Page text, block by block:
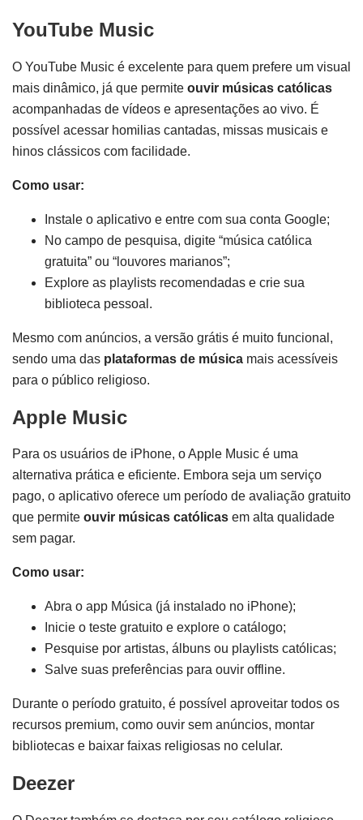
YouTube Music
O YouTube Music é excelente para quem prefere um visual
mais dinâmico, já que permite ouvir músicas católicas
acompanhadas de vídeos e apresentações ao vivo. É
possível acessar homilias cantadas, missas musicais e
hinos clássicos com facilidade.
Como usar:
Instale o aplicativo e entre com sua conta Google;
No campo de pesquisa, digite “música católica
gratuita” ou “louvores marianos”;
Explore as playlists recomendadas e crie sua
biblioteca pessoal.
Mesmo com anúncios, a versão grátis é muito funcional,
sendo uma das plataformas de música mais acessíveis
para o público religioso.
Apple Music
Para os usuários de iPhone, o Apple Music é uma
alternativa prática e eficiente. Embora seja um serviço
pago, o aplicativo oferece um período de avaliação gratuito
que permite ouvir músicas católicas em alta qualidade
sem pagar.
Como usar:
Abra o app Música (já instalado no iPhone);
Inicie o teste gratuito e explore o catálogo;
Pesquise por artistas, álbuns ou playlists católicas;
Salve suas preferências para ouvir offline.
Durante o período gratuito, é possível aproveitar todos os
recursos premium, como ouvir sem anúncios, montar
bibliotecas e baixar faixas religiosas no celular.
Deezer